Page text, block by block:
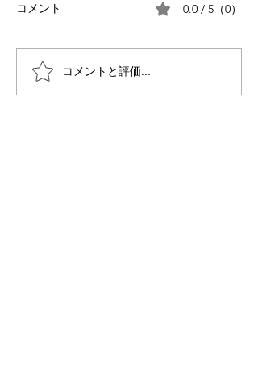
世代を超えた交流の場：
幼老複合施設の魅力と
コメント 0.0 / 5（0）
コメントと評価...